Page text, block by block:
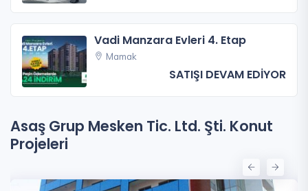
Vadi Manzara Evleri 4. Etap
Mamak
SATIŞI DEVAM EDİYOR
Asaş Grup Mesken Tic. Ltd. Şti. Konut
Projeleri